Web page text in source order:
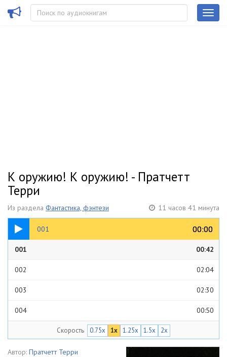
К оружию! К оружию! - Пратчетт
Терри
Из раздела Фантастика, фэнтези 11 часов 41 минута
001 00:00
00:00
00:42
001 00:42
002 02:04
003 02:30
004 00:50
006
Скорость 0.75x 1x 1.25x 1.5x 2x
Автор: Пратчетт Терри